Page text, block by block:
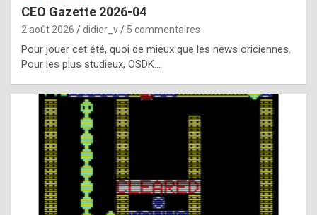
u
l
y
d
CEO Gazette 2026-04
2 août 2026 didier_v 5 commentaires
Pour jouer cet été, quoi de mieux que les news oriciennes.
Pour les plus studieux, OSDK…